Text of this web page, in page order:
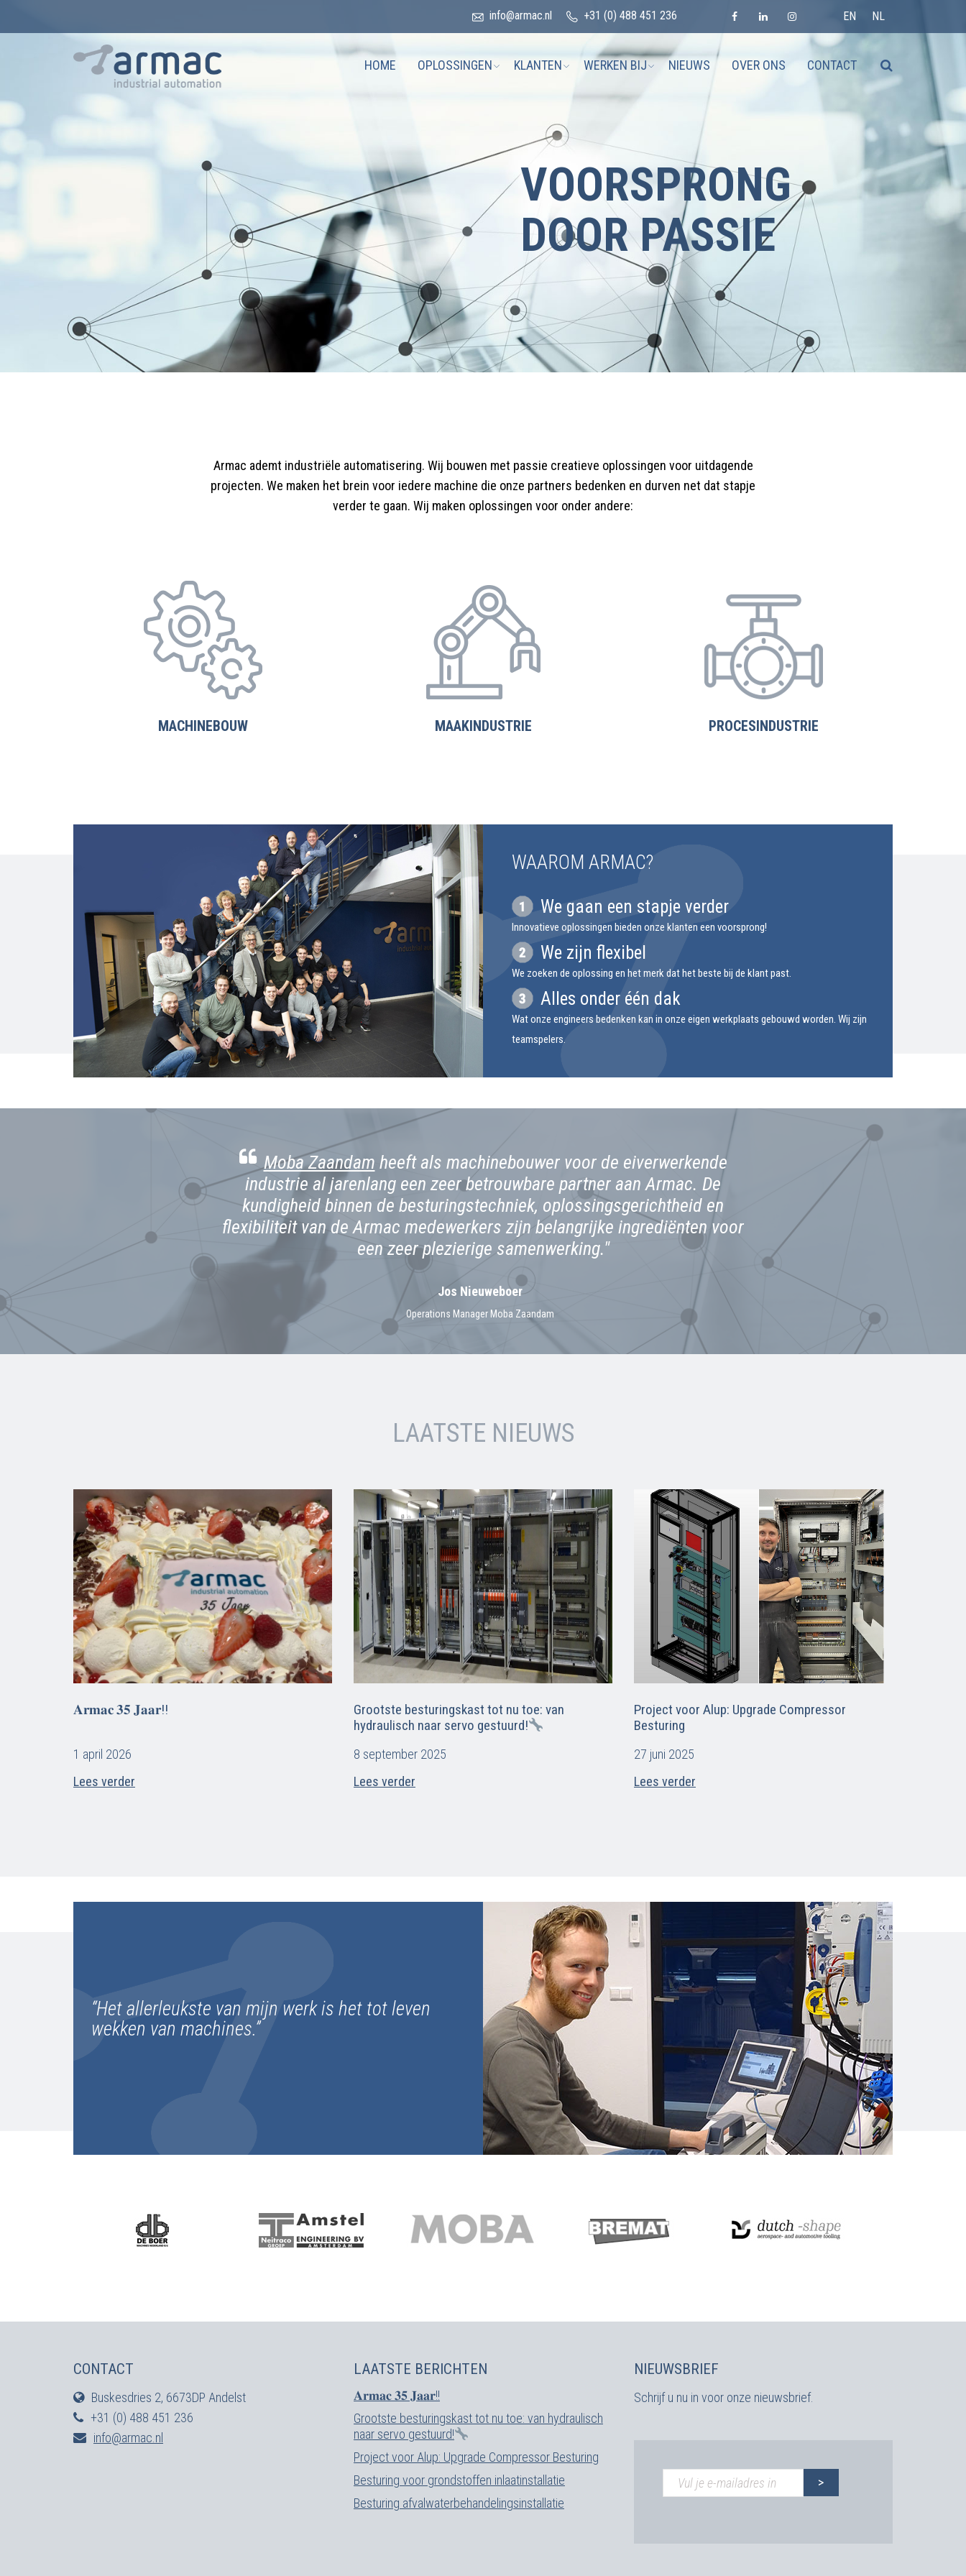
info@armac.nl +31 (0) 488 451 236 EN NL
HOME OPLOSSINGEN KLANTEN WERKEN BIJ NIEUWS OVER ONS CONTACT
Armac ademt industriële automatisering. Wij bouwen met passie creatieve oplossingen voor uitdagende
projecten. We maken het brein voor iedere machine die onze partners bedenken en durven net dat stapje
verder te gaan. Wij maken oplossingen voor onder andere:
MACHINEBOUW MAAKINDUSTRIE PROCESINDUSTRIE
WAAROM ARMAC?
We gaan een stapje verder
Innovatieve oplossingen bieden onze klanten een voorsprong!
We zijn flexibel
We zoeken de oplossing en het merk dat het beste bij de klant past.
Alles onder één dak
Wat onze engineers bedenken kan in onze eigen werkplaats gebouwd worden. Wij zijn
teamspelers.
ziet er keurig uit
Moba Zaandam heeft als machinebouwer voor de eiverwerkende
industrie al jarenlang een zeer betrouwbare partner aan Armac. De
kundigheid binnen de besturingstechniek, oplossingsgerichtheid en
flexibiliteit van de Armac medewerkers zijn belangrijke ingrediënten voor
een zeer plezierige samenwerking."
Jos Nieuweboer
Operations Manager Moba Zaandam
Genoten van de
machine aan te bieden
LAATSTE NIEUWS
𝐀𝐫𝐦𝐚𝐜 𝟑𝟓 𝐉𝐚𝐚𝐫!!
1 april 2026
Lees verder
Grootste besturingskast tot nu toe: van
hydraulisch naar servo gestuurd!
8 september 2025
Lees verder
Project voor Alup: Upgrade Compressor
Besturing
27 juni 2025
Lees verder
“Het allerleukste van mijn werk is het tot leven
wekken van machines.”
CONTACT
Buskesdries 2, 6673DP Andelst
+31 (0) 488 451 236
info@armac.nl
LAATSTE BERICHTEN
𝐀𝐫𝐦𝐚𝐜 𝟑𝟓 𝐉𝐚𝐚𝐫!!
Grootste besturingskast tot nu toe: van hydraulisch
naar servo gestuurd!
Project voor Alup: Upgrade Compressor Besturing
Besturing voor grondstoffen inlaatinstallatie
Besturing afvalwaterbehandelingsinstallatie
NIEUWSBRIEF
Schrijf u nu in voor onze nieuwsbrief.